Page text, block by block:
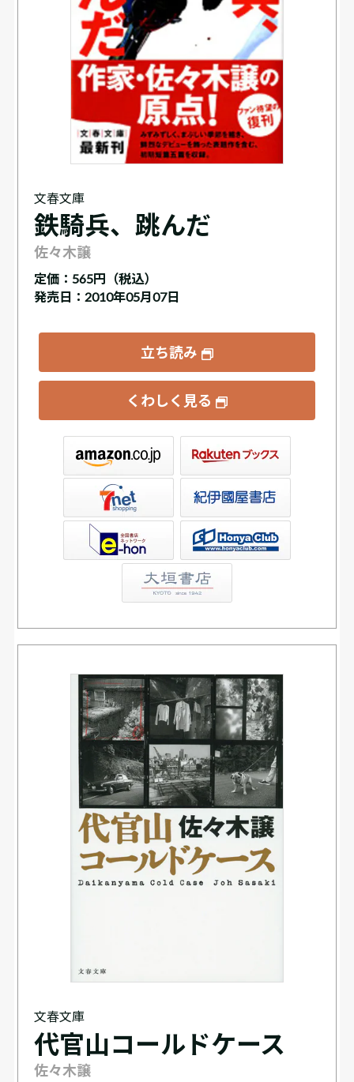
文春文庫
鉄騎兵、跳んだ
佐々木譲
定価： 565円（税込）
発売日：2010年05月07日
立ち読み
くわしく見る
書店ウェブストア
文春文庫
代官山コールドケース
佐々木譲